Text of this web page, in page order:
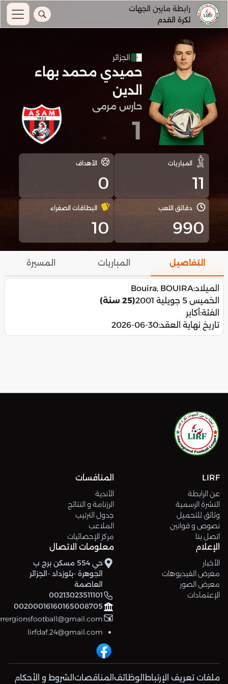
رابطة مابين الجهات
لكرة القدم
الجزائر
حميدي محمد بهاء
الدين
حارس مرمى
1
المباريات
11
الأهداف
0
دقائق اللعب
990
البطاقات الصفراء
10
التفاصيل المباريات المسيرة
الميلاد:Bouira, BOUIRA
الخميس 5 جويلية 2001
(25 سنة)
الفئة:أكابر
تاريخ نهاية العقد:2026-06-30
LIRF
عن الرابطة
النشرة الرسمية
وثائق للتحميل
نصوص و قوانين
اتصل بنا
المنافسات
الأندية
الرزنامة و النتائج
جدول الترتيب
الملاعب
مركز الإحصائيات
الإعلام
الأخبار
معرض الفيديوهات
معرض الصور
الإعتمادات
معلومات الاتصال
حي 554 مسكن برج ب
الجوهرة -بلوزداد -الجزائر
العاصمة
00213023511101
00200016160165008705
lirfdaf.24@gmail.com
ملفات تعريف الإرتباط الوظائف المناقصات الشروط و الأحكام